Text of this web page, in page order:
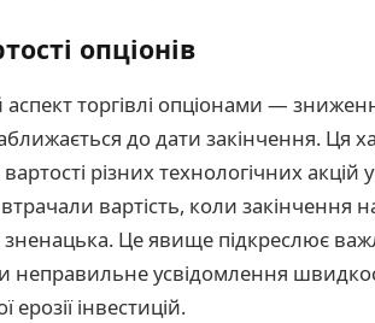
опціонів
торгівлі опціонами —
до дати закінчення. Ця
різних технологічних акцій
вартість, коли закінчення
Це явище підкреслює
неправильне усвідомлення
інвестицій.